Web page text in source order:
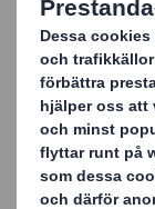
samlats in
Sverige, Norge
Hämta